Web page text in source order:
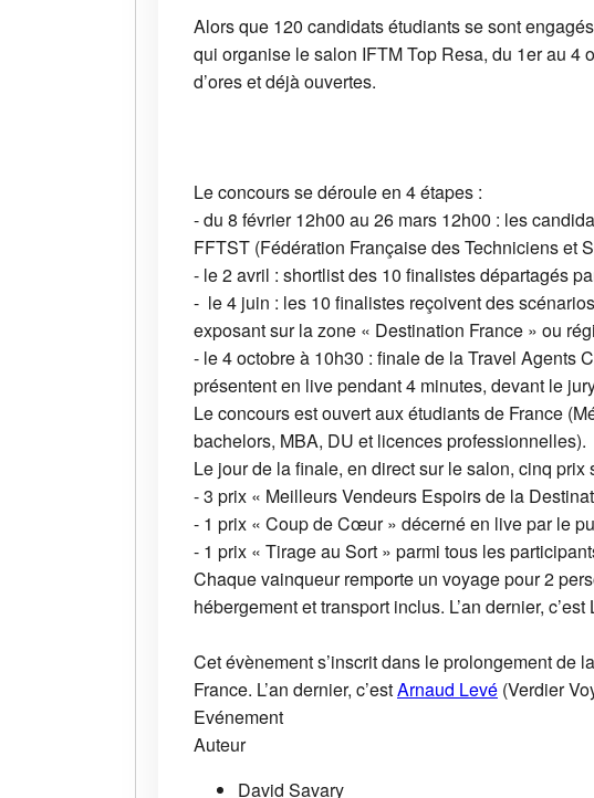
Alors que 120 candidats étudiants se sont
qui organise le salon IFTM Top Resa, du 1er au 4
d’ores et déjà ouvertes.
Le concours se déroule en 4 étapes :
- du 8 février 12h00 au 26 mars 12h00 : les
FFTST (Fédération Française des Techniciens et
- le 2 avril : shortlist des 10 finalistes départagés
- le 4 juin : les 10 finalistes reçoivent des
exposant sur la zone « Destination France » ou
- le 4 octobre à 10h30 : finale de la Travel Agents
présentent en live pendant 4 minutes, devant le
Le concours est ouvert aux étudiants de France
bachelors, MBA, DU et licences professionnelles).
Le jour de la finale, en direct sur le salon, cinq prix
- 3 prix « Meilleurs Vendeurs Espoirs de la
- 1 prix « Coup de Cœur » décerné en live par le
- 1 prix « Tirage au Sort » parmi tous les
Chaque vainqueur remporte un voyage pour 2
hébergement et transport inclus. L’an dernier,
Cet évènement s’inscrit dans le prolongement de
France. L’an dernier, c’estArnaud Levé (Verdier
Evénement
Auteur
David Savary